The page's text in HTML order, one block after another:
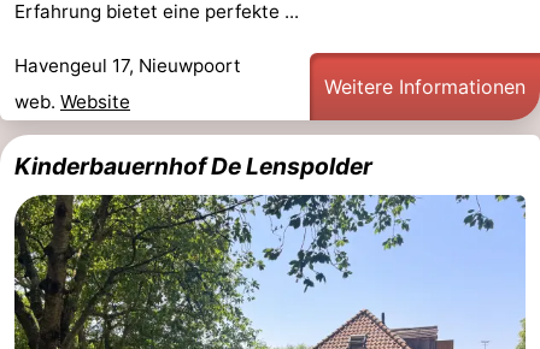
Erfahrung bietet eine perfekte ...
Havengeul 17, Nieuwpoort
web. Website
Weitere Informationen
Kinderbauernhof De Lenspolder